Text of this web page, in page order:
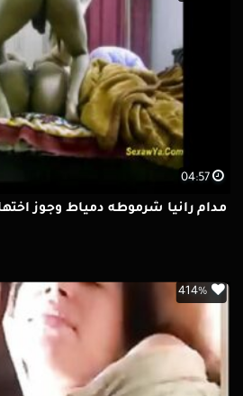
04:57
مدام رانيا شرموطه دمياط وجوز
414%